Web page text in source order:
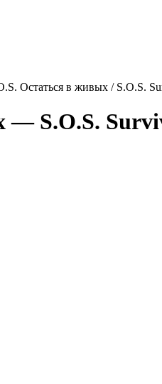
Остаться в живых / S.O.S.
— S.O.S.